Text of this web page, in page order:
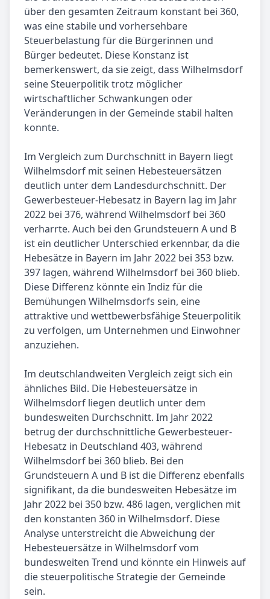
über den gesamten Zeitraum konstant bei 360,
was eine stabile und vorhersehbare
Steuerbelastung für die Bürgerinnen und
Bürger bedeutet. Diese Konstanz ist
bemerkenswert, da sie zeigt, dass Wilhelmsdorf
seine Steuerpolitik trotz möglicher
wirtschaftlicher Schwankungen oder
Veränderungen in der Gemeinde stabil halten
konnte.
Im Vergleich zum Durchschnitt in Bayern liegt
Wilhelmsdorf mit seinen Hebesteuersätzen
deutlich unter dem Landesdurchschnitt. Der
Gewerbesteuer-Hebesatz in Bayern lag im Jahr
2022 bei 376, während Wilhelmsdorf bei 360
verharrte. Auch bei den Grundsteuern A und B
ist ein deutlicher Unterschied erkennbar, da die
Hebesätze in Bayern im Jahr 2022 bei 353 bzw.
397 lagen, während Wilhelmsdorf bei 360 blieb.
Diese Differenz könnte ein Indiz für die
Bemühungen Wilhelmsdorfs sein, eine
attraktive und wettbewerbsfähige Steuerpolitik
zu verfolgen, um Unternehmen und Einwohner
anzuziehen.
Im deutschlandweiten Vergleich zeigt sich ein
ähnliches Bild. Die Hebesteuersätze in
Wilhelmsdorf liegen deutlich unter dem
bundesweiten Durchschnitt. Im Jahr 2022
betrug der durchschnittliche Gewerbesteuer-
Hebesatz in Deutschland 403, während
Wilhelmsdorf bei 360 blieb. Bei den
Grundsteuern A und B ist die Differenz ebenfalls
signifikant, da die bundesweiten Hebesätze im
Jahr 2022 bei 350 bzw. 486 lagen, verglichen mit
den konstanten 360 in Wilhelmsdorf. Diese
Analyse unterstreicht die Abweichung der
Hebesteuersätze in Wilhelmsdorf vom
bundesweiten Trend und könnte ein Hinweis auf
die steuerpolitische Strategie der Gemeinde
sein.